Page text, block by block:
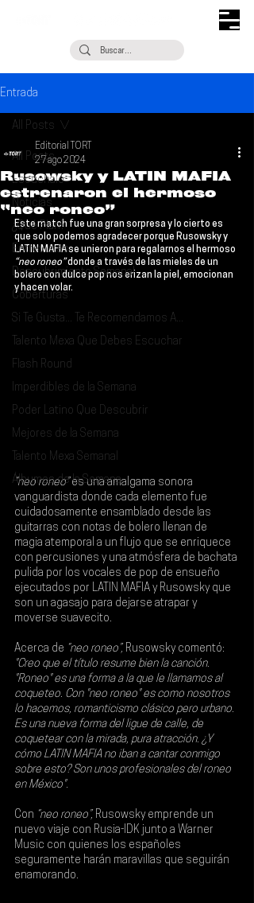
Entrada
All Posts
Escúchalo
Noticias
¿Qué Plan?
Entrevistas
Descubrimiento Semanal
Coberturas
Si Te Gusta... Te Recomendamos A...
Talento Mexa Que Debes Escuchar
Flash Round
Imperdibles de la Semana
Poder Latino Que Descubrir
Mejores de la Semana
Talento Mexa Semanal
Álbumes de la Semana
All Posts
Rusowsky y LATIN MAFIA
estrenaron el hermoso
“neo roneo”
Editorial TORT
27 ago 2024
Este match fue una gran sorpresa y lo cierto es
que solo podemos agradecer porque Rusowsky y
LATIN MAFIA se unieron para regalarnos el hermoso
“neo roneo” donde a través de las mieles de un
bolero con dulce pop nos erizan la piel, emocionan
y hacen volar.
“neo roneo” es una amalgama sonora
vanguardista donde cada elemento fue
cuidadosamente ensamblado desde las
guitarras con notas de bolero llenan de
magia atemporal a un flujo que se enriquece
con percusiones y una atmósfera de bachata
pulida por los vocales de pop de ensueño
ejecutados por LATIN MAFIA y Rusowsky que
son un agasajo para dejarse atrapar y
moverse suavecito.
Acerca de “neo roneo”, Rusowsky comentó:
"Creo que el título resume bien la canción.
"Roneo" es una forma a la que le llamamos al
coqueteo. Con "neo roneo" es como nosotros
lo hacemos, romanticismo clásico pero urbano.
Es una nueva forma del ligue de calle, de
coquetear con la mirada, pura atracción. ¿Y
cómo LATIN MAFIA no iban a cantar conmigo
sobre esto? Son unos profesionales del roneo
en México".
Con “neo roneo”, Rusowsky emprende un
nuevo viaje con Rusia-IDK junto a Warner
Music con quienes los españoles
seguramente harán maravillas que seguirán
enamorando.